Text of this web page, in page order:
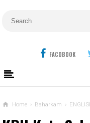
FACOBOOK
Home › Baharkam ›